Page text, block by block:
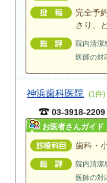
完全予
さり、
院内清潔
医師の対
神浜歯科医院 (1件)
03-3918-2209
お医者さんガイド
歯科・
院内清潔
医師の対